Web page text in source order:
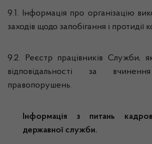
9.1. Інформація про організацію
заходів щодо запобігання і протидії
9.2. Реєстр працівників Служби,
відповідальності за
правопорушень.
Інформація з питань
державної служби.